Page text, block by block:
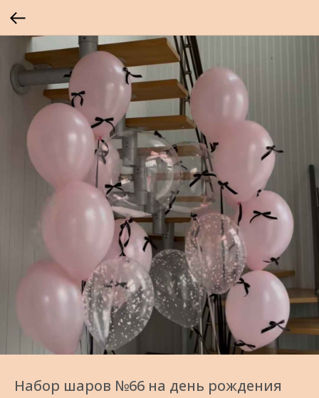
Набор шаров №66 на день рождения